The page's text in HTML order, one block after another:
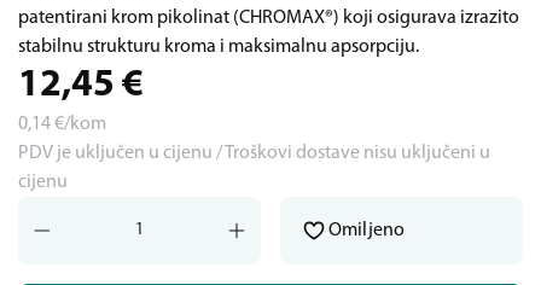
patentirani krom pikolinat (CHROMAX®) koji osigurava izrazito
stabilnu strukturu kroma i maksimalnu apsorpciju.
12,45 €
0,14€/kom
PDV je uključen u cijenu / Troškovi dostave nisu uključeni u
cijenu
Omiljeno